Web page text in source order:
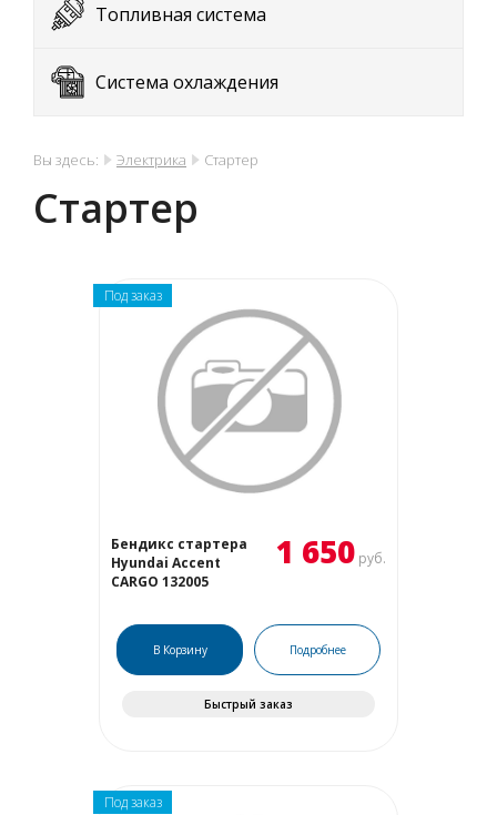
Топливная система
Система охлаждения
Вы здесь: Электрика Стартер
Стартер
Под заказ
Бендикс стартера
Hyundai Accent
CARGO 132005
1 650 руб.
В Корзину Подробнее
Быстрый заказ
Под заказ